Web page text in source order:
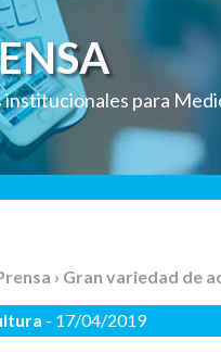
para
› Gran variedad de
- 17/04/2019